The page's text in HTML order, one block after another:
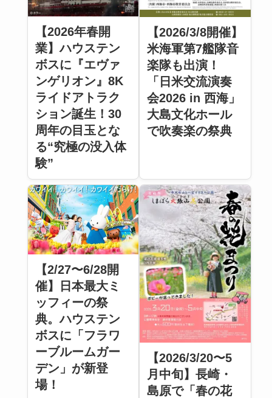
【2026年春開
業】ハウステン
ボスに『エヴァ
ンゲリオン』8K
ライドアトラク
ション誕生！30
周年の目玉とな
る“究極の没入体
験”
【2026/3/8開催】
米海軍第7艦隊音
楽隊も出演！
「日米交流演奏
会2026 in 西海」
大島文化ホール
で吹奏楽の祭典
【2/27〜6/28開
催】日本最大ミ
ッフィーの祭
典。ハウステン
ボスに「フラワ
ーブルームガー
デン」が新登
場！
【2026/3/20〜5
月中旬】長崎・
島原で「春の花